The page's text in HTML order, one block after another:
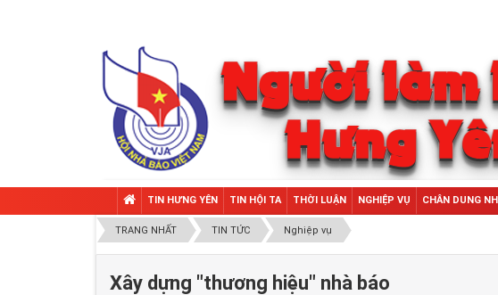
TIN HƯNG YÊN TIN HỘI TA THỜI LUẬN NGHIỆP VỤ CHÂN DUNG
TRANG NHẤT TIN TỨC Nghiệp vụ
Xây dựng "thương hiệu" nhà báo